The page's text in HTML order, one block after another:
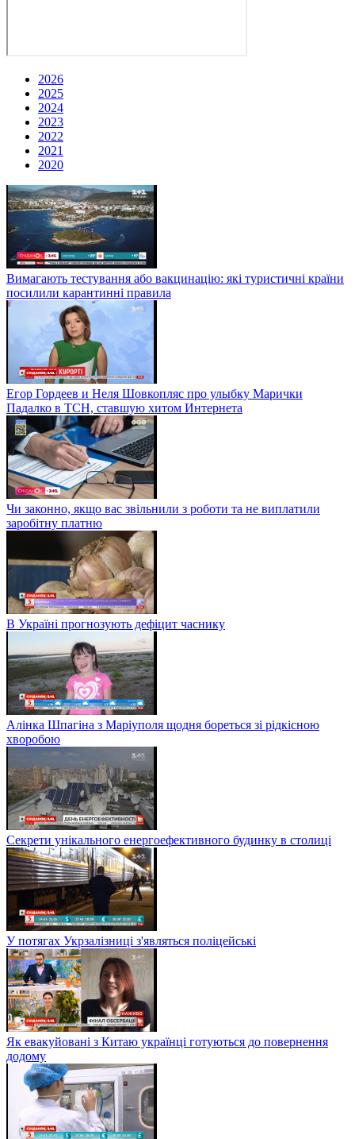
2026
2025
2024
2023
2022
2021
2020
Вимагають тестування або вакцинацію: які туристичні країни
посилили карантинні правила
Егор Гордеев и Неля Шовкопляс про улыбку Марички
Падалко в ТСН, ставшую хитом Интернета
Чи законно, якщо вас звільнили з роботи та не виплатили
заробітну платню
В Україні прогнозують дефіцит часнику
Алінка Шпагіна з Маріуполя щодня бореться зі рідкісною
хворобою
Секрети унікального енергоефективного будинку в столиці
У потягах Укрзалізниці з'являться поліцейські
Як евакуйовані з Китаю українці готуються до повернення
додому